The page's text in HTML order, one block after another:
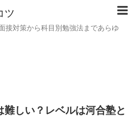
ツ
接対策から科目別勉強法まであらゆ
しい？レベルは河合塾と